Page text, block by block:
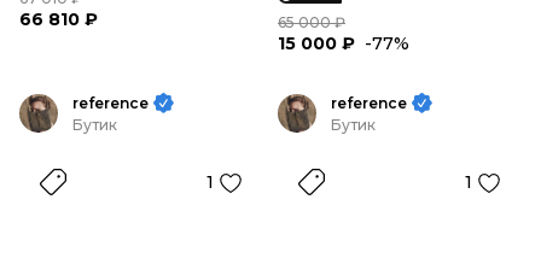
66 810 ₽
65 000 ₽
15 000 ₽ -77%
reference
Бутик
1
reference
Бутик
1